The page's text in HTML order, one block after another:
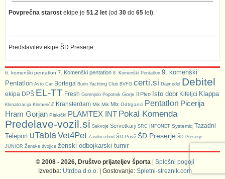
Povprečna starost ekipe je 51.2 let (od 30 do 65 let).
Predstavitev ekipe ŠD Preserje.
6. komenški pentatlon 7. Komenški pentatlon 8. Komenški Pentatlon 9. komenški
Pentatlon Avto Car Bortega Burin Yachting Club BVFG certi.si Dajmedol Debitel
ekipa DPŠ EL-TT Fresh Gorenjski Popotnik Gorje Il Pivo Isto dobr Kifeljci Klappa
Klimatizacija Klemenčič Kransterdam Mik Mik Mix Odtrganci Pentatlon Picerija
Hram Gorjan Piskrčki PLAMTEX INT Pokal Komenda
Predelave-vozil.si Sekvoje Servetkarji SRC INFONET Systemiq Tazadni
Teleport uTabla Vet4Pet Zasilni izhod ŠD Povž ŠD Preserje ŠD Preserje
JUNIOR Ženske dvojice ženski odbojkarski turnir
© 2008 - 2026, Društvo prijateljev športa | Splošni pogoji
Izvedba: Utrdba d.o.o. | Gostovanje: Spletni-streznik.com